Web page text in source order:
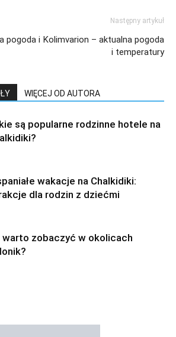
pogoda i
Następny artykuł
Kolimvarion – aktualna pogoda
i temperatury
WIĘCEJ OD AUTORA
są popularne rodzinne hotele na
wakacje na Chalkidiki:
dla rodzin z dziećmi
warto zobaczyć w okolicach